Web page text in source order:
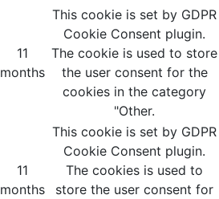
11
months
This cookie is set by GDPR
Cookie Consent plugin.
The cookie is used to store
the user consent for the
cookies in the category
"Other.
11
months
This cookie is set by GDPR
Cookie Consent plugin.
The cookies is used to
store the user consent for